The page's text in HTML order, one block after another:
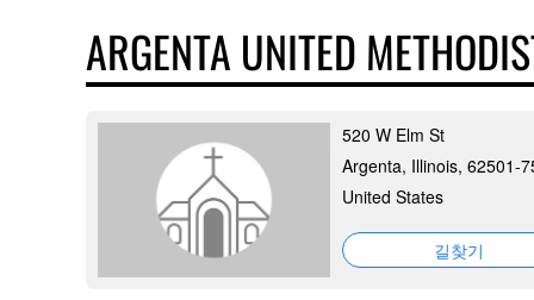
ARGENTA UNITED
520 W Elm St
Argenta, Illinois, 62501-
United States
길찾기